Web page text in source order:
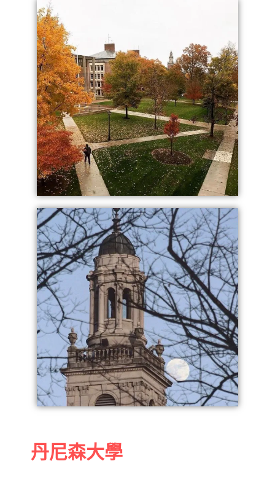
丹尼森大學